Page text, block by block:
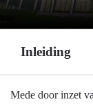
Inleiding
Terug
Mede door inzet